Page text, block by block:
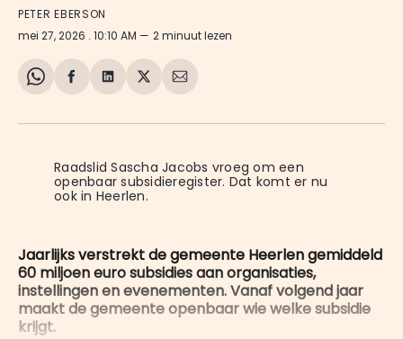
PETER EBERSON
mei 27, 2026 . 10:10 AM 2 minuut lezen
Share
WhatsApp
Delen
Facebook
Delen
LinkedIn
Share
X
Deel
E-
Raadslid Sascha Jacobs vroeg om een
openbaar subsidieregister. Dat komt er nu
ook in Heerlen.
Jaarlijks verstrekt de gemeente Heerlen gemiddeld
60 miljoen euro subsidies aan organisaties,
instellingen en evenementen. Vanaf volgend jaar
maakt de gemeente openbaar wie welke subsidie
krijgt.